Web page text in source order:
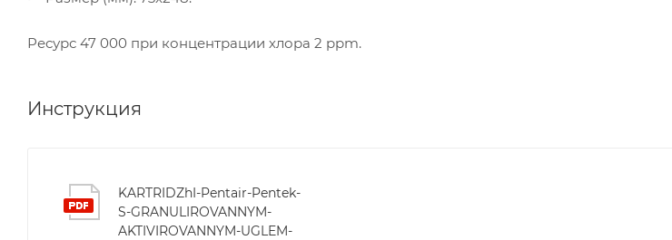
Ресурс 47 000 при концентрации хлора 2 ppm.
Инструкция
KARTRIDZhI-Pentair-Pentek-
S-GRANULIROVANNYM-
AKTIVIROVANNYM-UGLEM-